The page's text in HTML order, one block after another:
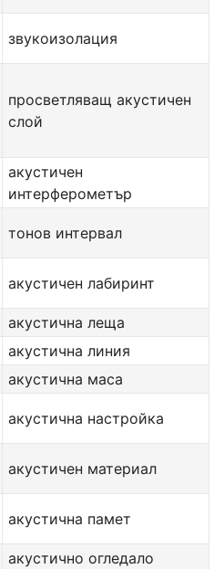
звукоизолация
просветляващ акустичен
слой
акустичен
интерферометър
тонов интервал
акустичен лабиринт
акустична леща
акустична линия
акустична маса
акустична настройка
акустичен материал
акустична памет
акустично огледало